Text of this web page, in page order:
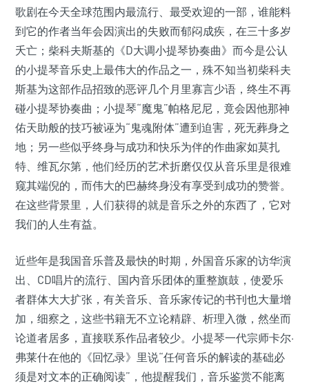
歌剧在今天全球范围内最流行、最受欢迎的一部，谁能料
到它的作者当年会因演出的失败而郁闷成疾，在三十多岁
夭亡；柴科夫斯基的《D大调小提琴协奏曲》而今是公认
的小提琴音乐史上最伟大的作品之一，殊不知当初柴科夫
斯基为这部作品招致的恶评几个月里寡言少语，终生不再
碰小提琴协奏曲；小提琴“魔鬼”帕格尼尼，竟会因他那神
佑天助般的技巧被诬为“鬼魂附体”遭到迫害，死无葬身之
地；另一些似乎终身与成功和快乐为伴的作曲家如莫扎
特、维瓦尔第，他们经历的艺术折磨仅仅从音乐里是很难
窥其端倪的，而伟大的巴赫终身没有享受到成功的赞誉。
在这些背景里，人们获得的就是音乐之外的东西了，它对
我们的人生有益。
近些年是我国音乐普及最快的时期，外国音乐家的访华演
出、CD唱片的流行、国内音乐团体的重整旗鼓，使爱乐
者群体大大扩张，有关音乐、音乐家传记的书刊也大量增
加，细察之，这些书籍无不立论精辟、析理入微，然坐而
论道者居多，直接联系作品者较少。小提琴一代宗师卡尔·
弗莱什在他的《回忆录》里说“任何音乐的解读的基础必
须是对文本的正确阅读”，他提醒我们，音乐鉴赏不能离